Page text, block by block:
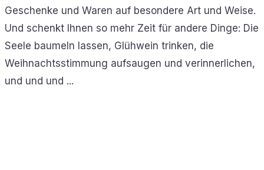
Geschenke und Waren auf besondere Art und Weise.
Und schenkt Ihnen so mehr Zeit für andere Dinge: Die
Seele baumeln lassen, Glühwein trinken, die
Weihnachtsstimmung aufsaugen und verinnerlichen,
und und und ...